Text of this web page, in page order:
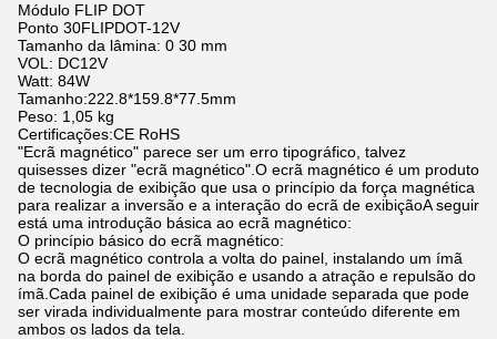
Módulo FLIP DOT
Ponto 30FLIPDOT-12V
Tamanho da lâmina: 0 30 mm
VOL: DC12V
Watt: 84W
Tamanho:222.8*159.8*77.5mm
Peso: 1,05 kg
Certificações:CE RoHS
"Ecrã magnético" parece ser um erro tipográfico, talvez
quisesses dizer "ecrã magnético".O ecrã magnético é um produto
de tecnologia de exibição que usa o princípio da força magnética
para realizar a inversão e a interação do ecrã de exibiçãoA seguir
está uma introdução básica ao ecrã magnético:
O princípio básico do ecrã magnético:
O ecrã magnético controla a volta do painel, instalando um ímã
na borda do painel de exibição e usando a atração e repulsão do
ímã.Cada painel de exibição é uma unidade separada que pode
ser virada individualmente para mostrar conteúdo diferente em
ambos os lados da tela.